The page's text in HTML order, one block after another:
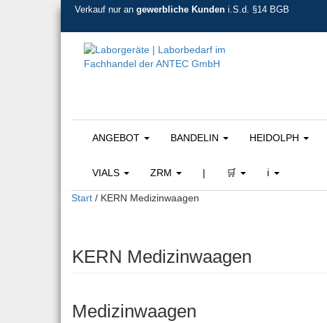
Verkauf nur an gewerbliche Kunden i.S.d. §14 BGB
ANGEBOT BANDELIN HEIDOLPH
VIALS ZRM | 🛒 ℹ️
Start / KERN Medizinwaagen
KERN Medizinwaagen
Medizinwaagen